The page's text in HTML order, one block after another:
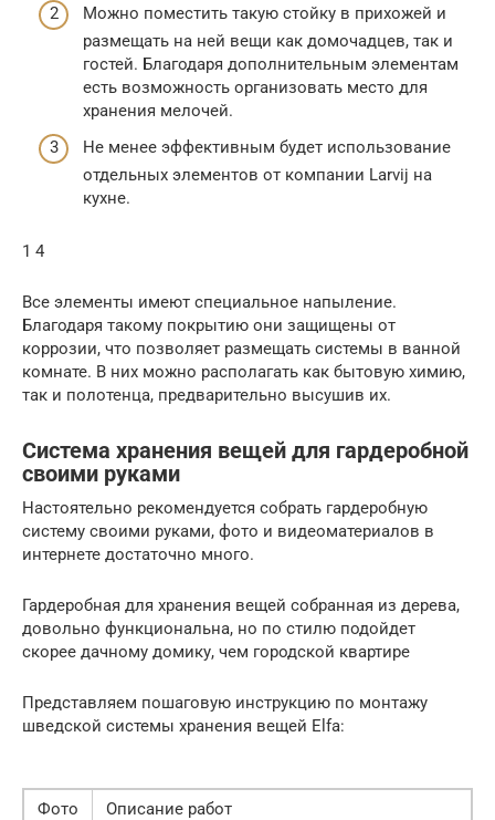
Можно поместить такую стойку в прихожей и
размещать на ней вещи как домочадцев, так и
гостей. Благодаря дополнительным элементам
есть возможность организовать место для
хранения мелочей.
Не менее эффективным будет использование
отдельных элементов от компании Larvij на
кухне.
1 4
Все элементы имеют специальное напыление.
Благодаря такому покрытию они защищены от
коррозии, что позволяет размещать системы в ванной
комнате. В них можно располагать как бытовую химию,
так и полотенца, предварительно высушив их.
Система хранения вещей для гардеробной
своими руками
Настоятельно рекомендуется собрать гардеробную
систему своими руками, фото и видеоматериалов в
интернете достаточно много.
Гардеробная для хранения вещей собранная из дерева,
довольно функциональна, но по стилю подойдет
скорее дачному домику, чем городской квартире
Представляем пошаговую инструкцию по монтажу
шведской системы хранения вещей Elfa:
Фото
Описание работ